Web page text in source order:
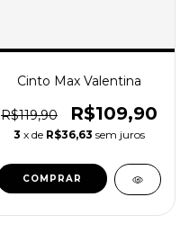
Cinto Max Valentina
R$119,90 R$109,90
3 x de R$36,63 sem juros
COMPRAR